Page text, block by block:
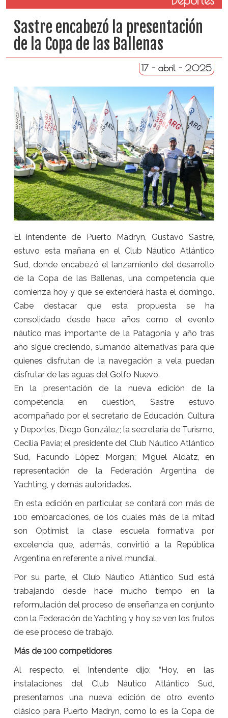
Sastre encabezó la presentación
de la Copa de las Ballenas
17 - abril - 2025
El intendente de Puerto Madryn, Gustavo Sastre,
estuvo esta mañana en el Club Náutico Atlántico
Sud, donde encabezó el lanzamiento del desarrollo
de la Copa de las Ballenas, una competencia que
comienza hoy y que se extenderá hasta el domingo.
Cabe destacar que esta propuesta se ha
consolidado desde hace años como el evento
náutico mas importante de la Patagonia y año tras
año sigue creciendo, sumando alternativas para que
quienes disfrutan de la navegación a vela puedan
disfrutar de las aguas del Golfo Nuevo.
En la presentación de la nueva edición de la
competencia en cuestión, Sastre estuvo
acompañado por el secretario de Educación, Cultura
y Deportes, Diego González; la secretaria de Turismo,
Cecilia Pavia; el presidente del Club Náutico Atlántico
Sud, Facundo López Morgan; Miguel Aldatz, en
representación de la Federación Argentina de
Yachting, y demás autoridades.
En esta edición en particular, se contará con más de
100 embarcaciones, de los cuales más de la mitad
son Optimist, la clase escuela formativa por
excelencia que, además, convirtió a la República
Argentina en referente a nivel mundial.
Por su parte, el Club Náutico Atlántico Sud está
trabajando desde hace mucho tiempo en la
reformulación del proceso de enseñanza en conjunto
con la Federación de Yachting y hoy se ven los frutos
de ese proceso de trabajo.
Más de 100 competidores
Al respecto, el Intendente dijo: “Hoy, en las
instalaciones del Club Náutico Atlántico Sud,
presentamos una nueva edición de otro evento
clásico para Puerto Madryn, como lo es la Copa de